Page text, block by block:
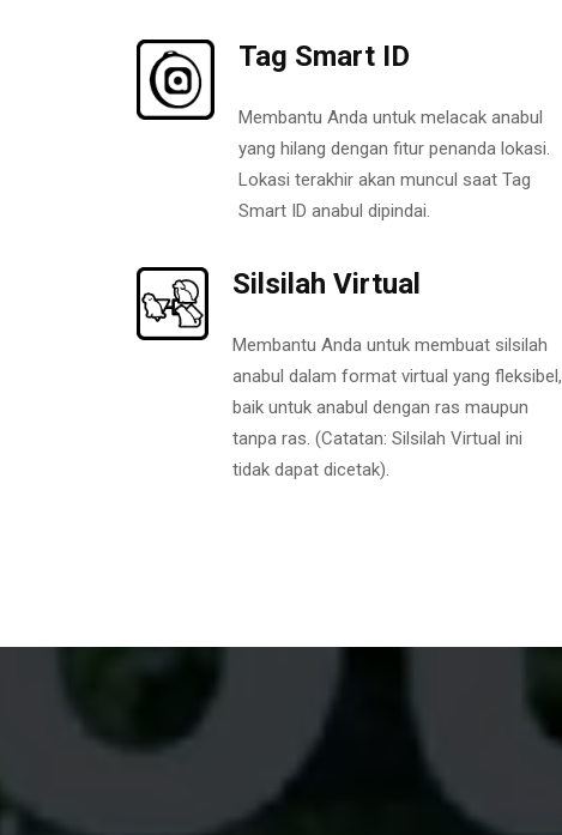
Tag Smart ID
Membantu Anda untuk melacak anabul
yang hilang dengan fitur penanda lokasi.
Lokasi terakhir akan muncul saat Tag
Smart ID anabul dipindai.
Silsilah Virtual
Membantu Anda untuk membuat silsilah
anabul dalam format virtual yang fleksibel,
baik untuk anabul dengan ras maupun
tanpa ras. (Catatan: Silsilah Virtual ini
tidak dapat dicetak).